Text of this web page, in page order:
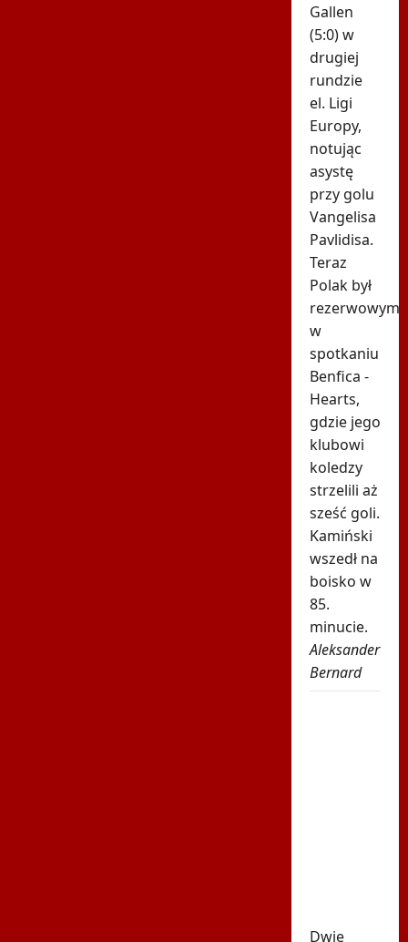
Gallen
(5:0) w
drugiej
rundzie
el. Ligi
Europy,
notując
asystę
przy golu
Vangelisa
Pavlidisa.
Teraz
Polak był
rezerwowym
w
spotkaniu
Benfica -
Hearts,
gdzie jego
klubowi
koledzy
strzelili aż
sześć goli.
Kamiński
wszedł na
boisko w
85.
minucie.
Aleksander
Bernard
Dwie